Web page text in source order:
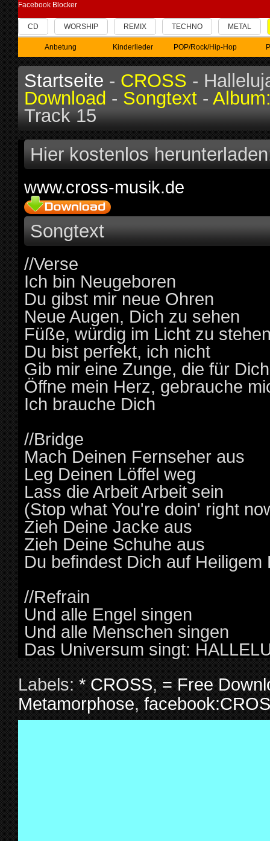
CD WORSHIP REMIX TECHNO METAL
Anbetung Kinderlieder POP/Rock/Hip-Hop
Facebook Blocker
Startseite - CROSS -
Download - Songtext -
Track 15
Hier kostenlos
www.cross-musik.de
Songtext
//Verse
Ich bin Neugeboren
Du gibst mir neue Ohren
Neue Augen, Dich zu sehen
Füße, würdig im Licht zu
Du bist perfekt, ich nicht
Gib mir eine Zunge, die für
Öffne mein Herz, gebrauche
Ich brauche Dich
//Bridge
Mach Deinen Fernseher aus
Leg Deinen Löffel weg
Lass die Arbeit Arbeit sein
(Stop what You're doin' right
Zieh Deine Jacke aus
Zieh Deine Schuhe aus
Du befindest Dich auf Heiligem
//Refrain
Und alle Engel singen
Und alle Menschen singen
Das Universum singt:
Labels:* CROSS,= Free
Metamorphose,